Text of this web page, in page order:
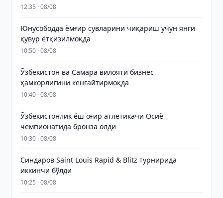
12:35 · 08/08
Юнусободда ёмғир сувларини чиқариш учун янги
қувур ётқизилмоқда
10:50 · 08/08
Ўзбекистон ва Самара вилояти бизнес
ҳамкорлигини кенгайтирмоқда
10:40 · 08/08
Ўзбекистонлик ёш оғир атлетикачи Осиё
чемпионатида бронза олди
10:30 · 08/08
Синдаров Saint Louis Rapid & Blitz турнирида
иккинчи бўлди
10:25 · 08/08